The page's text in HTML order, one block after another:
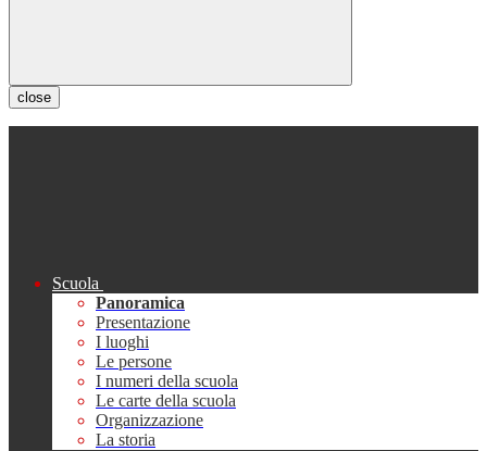
close
Scuola
Panoramica
Presentazione
I luoghi
Le persone
I numeri della scuola
Le carte della scuola
Organizzazione
La storia